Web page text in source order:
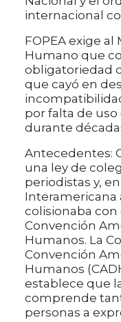
internacional
FOPEA exige
Humano que
obligatoriedad
que cayó en
por falta de
durante
Antecedentes:
una ley de
periodistas y,
Interamericana
colisionaba con
Convención
Humanos. La
Convención
Humanos
establece que
comprende
personas a